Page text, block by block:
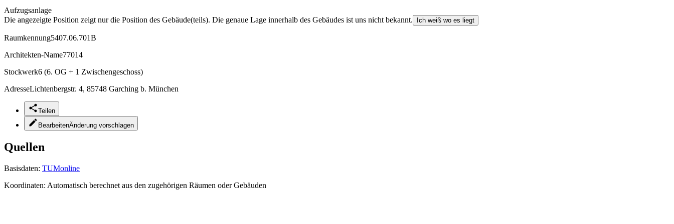
Aufzugsanlage
Die angezeigte Position zeigt nur die Position des Gebäude(teils). Die genaue Lage innerhalb des Gebäudes ist uns nicht bekannt.
Ich weiß wo es liegt
Raumkennung5407.06.701B
Architekten-Name77014
Stockwerk6 (6. OG + 1 Zwischengeschoss)
AdresseLichtenbergstr. 4, 85748 Garching b. München
Teilen
BearbeitenÄnderung vorschlagen
Quellen
Basisdaten: TUMonline
Koordinaten: Automatisch berechnet aus den zugehörigen Räumen oder Gebäuden